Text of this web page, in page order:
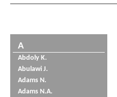
A
Abdoly K.
Abulawi J.
Adams N.
Adams N.A.